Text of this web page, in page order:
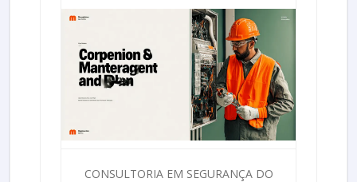
CONSULTORIA EM SEGURANÇA DO